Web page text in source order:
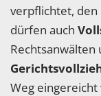
verpflichtet, den
dürfen auch
Rechtsanwälten
Weg